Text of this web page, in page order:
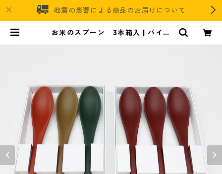
地震の影響による商品のお届けについて
お米のスプーン 3本箱入 | バイオ